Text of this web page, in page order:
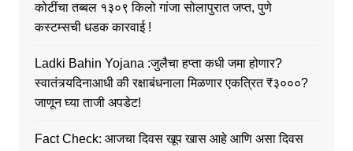
कोटींचा तब्बल १३०९ किलो गांजा सोलापुरात जप्त, पुणे
कस्टम्सची धडक कारवाई !
Ladki Bahin Yojana :जुलैचा हप्ता कधी जमा होणार?
स्वातंत्र्यदिनाआधी की रक्षाबंधनाला मिळणार एकत्रित ₹३०००?
जाणून घ्या ताजी अपडेट!
Fact Check: आजचा दिवस खूप खास आहे आणि असा दिवस